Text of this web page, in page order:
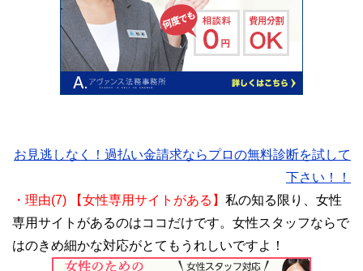
お見逃しなく！過払い金請求ならプロの無料診断を試して
下さい！！
・理由(7) 【女性専用サイトがある】 私の知る限り、女性
専用サイトがあるのはココだけです。女性スタッフならで
はのきめ細かな対応がとてもうれしいですよ！